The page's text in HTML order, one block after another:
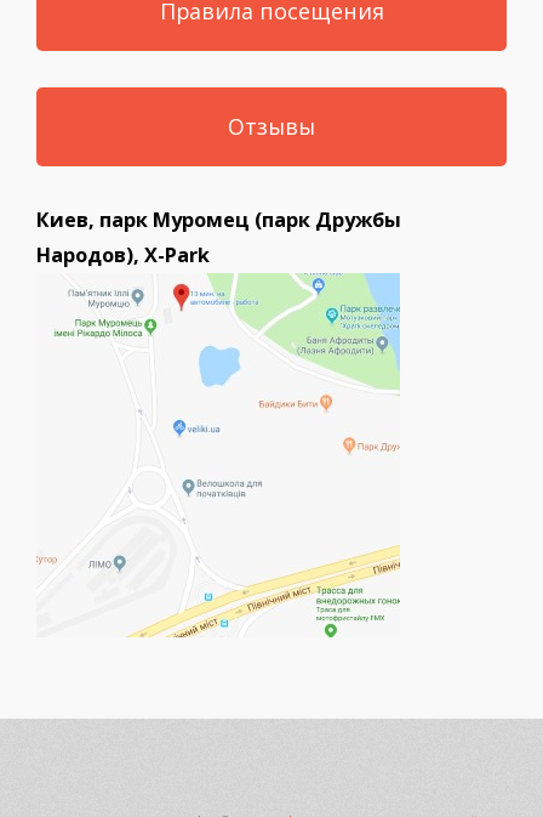
Правила посещения
Отзывы
Киев, парк Муромец (парк Дружбы
Народов), X-Park